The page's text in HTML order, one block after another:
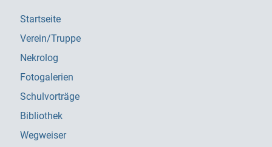
Startseite
Verein/Truppe
Nekrolog
Fotogalerien
Schulvorträge
Bibliothek
Wegweiser